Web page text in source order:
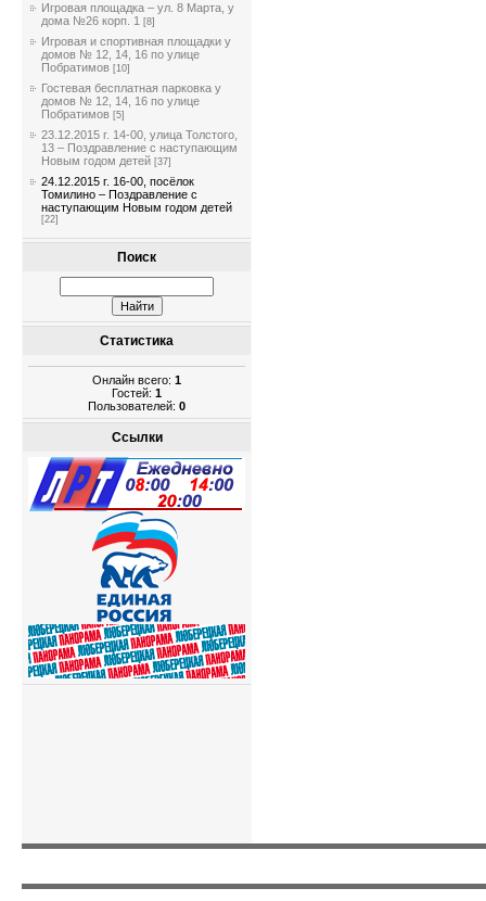
Игровая площадка – ул. 8 Марта, у
дома №26 корп. 1 [8]
Игровая и спортивная площадки у
домов № 12, 14, 16 по улице
Побратимов [10]
Гостевая бесплатная парковка у
домов № 12, 14, 16 по улице
Побратимов [5]
23.12.2015 г. 14-00, улица Толстого,
13 – Поздравление с наступающим
Новым годом детей [37]
24.12.2015 г. 16-00, посёлок
Томилино – Поздравление с
наступающим Новым годом детей
[22]
Поиск
Статистика
Онлайн всего: 1
Гостей: 1
Пользователей: 0
Ссылки